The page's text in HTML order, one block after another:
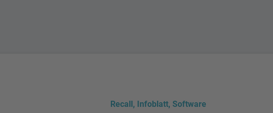
Recall, Infoblatt, Software